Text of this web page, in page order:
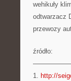
wehikuły
odtwarzacz
przewozy
źródło:
1. http://